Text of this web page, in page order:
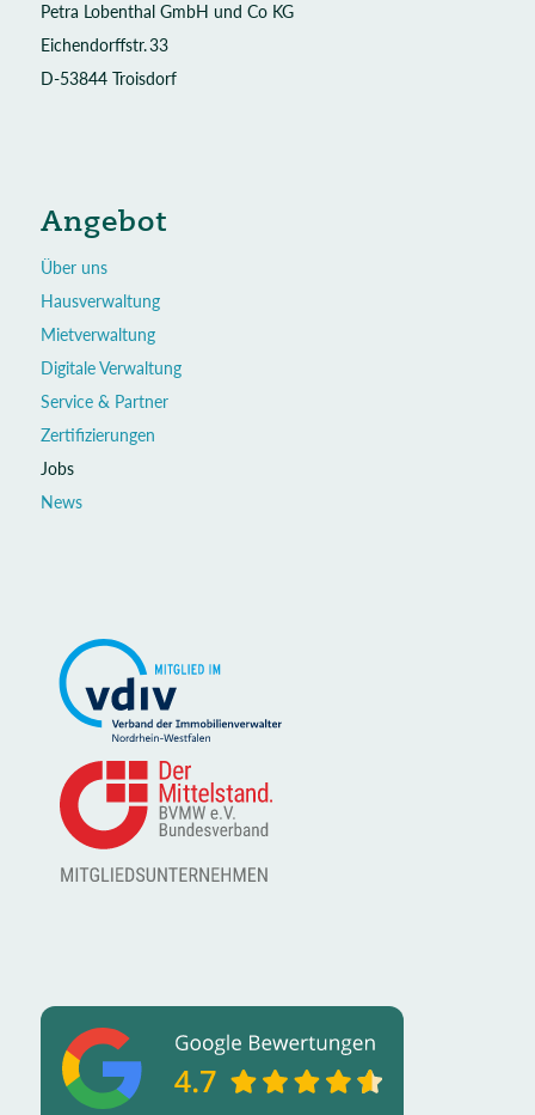
Petra Lobenthal GmbH und Co KG
Eichendorffstr. 33
D-53844 Troisdorf
Angebot
Über uns
Hausverwaltung
Mietverwaltung
Digitale Verwaltung
Service & Partner
Zertifizierungen
Jobs
News